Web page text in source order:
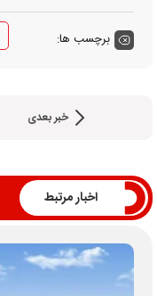
برچسب ها:
خبر بعدی
اخبار مرتبط